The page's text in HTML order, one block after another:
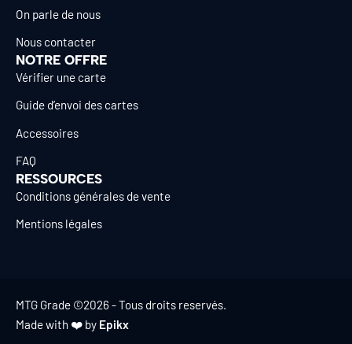
On parle de nous
Nous contacter
NOTRE OFFRE
Vérifier une carte
Guide d’envoi des cartes
Accessoires
FAQ
RESSOURCES
Conditions générales de vente
Mentions légales
MTG Grade ©2026 - Tous droits reservés.
Made with ❤️ by Epikx